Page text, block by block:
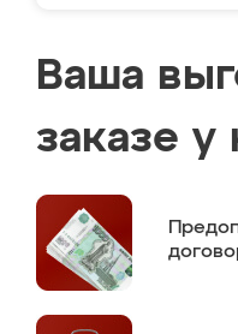
Ваша
заказе у